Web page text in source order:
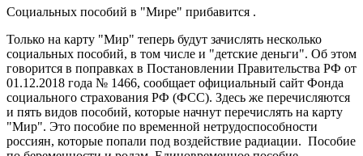
Социальных пособий в "Мире" прибавится .
Только на карту "Мир" теперь будут зачислять несколько
социальных пособий, в том числе и "детские деньги". Об этом
говорится в поправках в Постановлении Правительства РФ от
01.12.2018 года № 1466, сообщает официальный сайт Фонда
социального страхования РФ (ФСС). Здесь же перечисляются
и пять видов пособий, которые начнут перечислять на карту
"Мир". Это пособие по временной нетрудоспособности
россиян, которые попали под воздействие радиации. Пособие